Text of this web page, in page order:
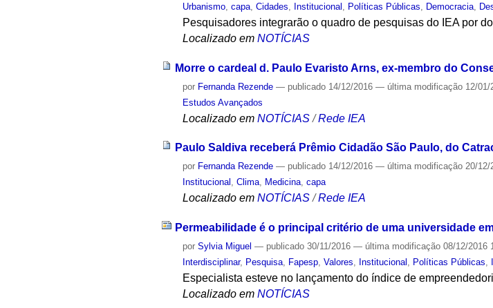
Urbanismo ,capa ,Cidades Institucional Políticas Públicas Democracia
Pesquisadores integrarão o quadro de pesquisas do IEA por
Localizado em NOTÍCIAS
Morre o cardeal d. Paulo Evaristo Arns, ex-membro do
por Fernanda Rezende — publicado 14/12/2016— última modificação 12/
Estudos Avançados
Localizado em NOTÍCIAS /Rede IEA
Paulo Saldiva receberá Prêmio Cidadão São Paulo, do
por Fernanda Rezende — publicado 14/12/2016— última modificação 20/
Institucional ,Clima, Medicina,capa
Localizado em NOTÍCIAS /Rede IEA
Permeabilidade é o principal critério de uma universidade
porSylvia Miguel — publicado 30/11/2016— última modificação 08/12/2016
Interdisciplinar, Pesquisa Fapesp ,Valores Institucional Políticas Públicas
Especialista esteve no lançamento do índice de
Localizado em NOTÍCIAS